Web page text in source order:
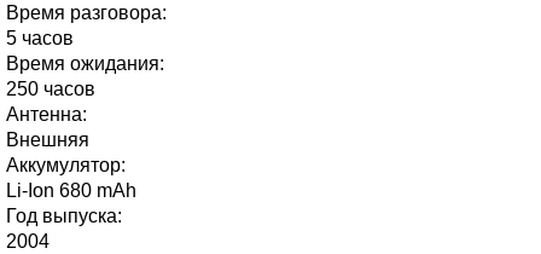
Время разговора:
5 часов
Время ожидания:
250 часов
Антенна:
Внешняя
Аккумулятор:
Li-Ion 680 mАh
Год выпуска:
2004